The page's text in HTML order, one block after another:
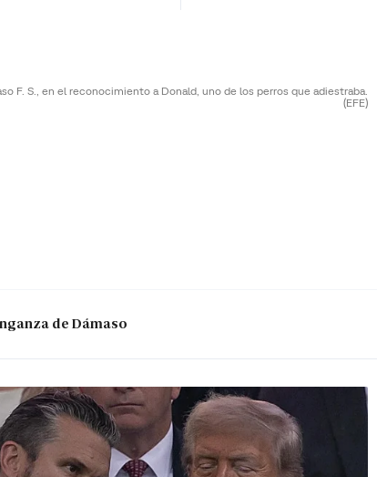
F. S., en el reconocimiento a Donald, uno de los perros que adiestraba.
(EFE)
de Dámaso